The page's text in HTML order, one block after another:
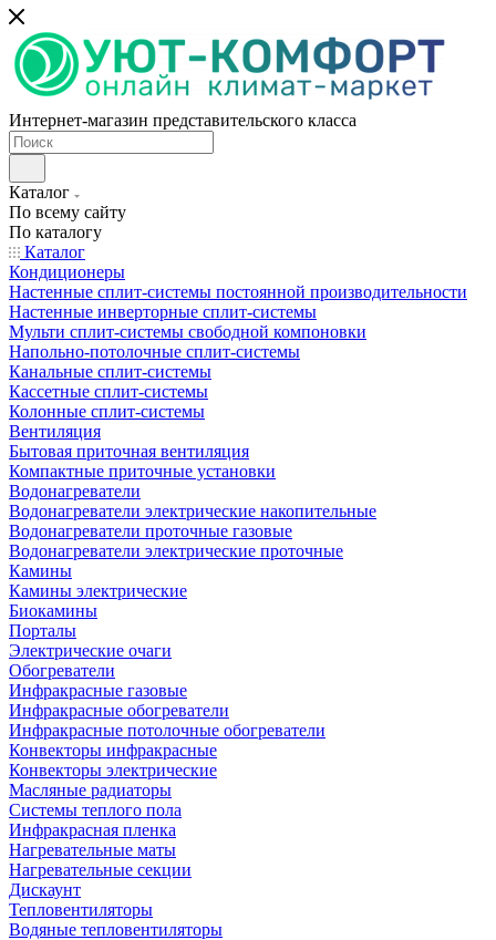
Интернет-магазин представительского класса
Каталог
По всему сайту
По каталогу
Каталог
Кондиционеры
Настенные сплит-системы постоянной производительности
Настенные инверторные сплит-системы
Мульти сплит-системы свободной компоновки
Напольно-потолочные сплит-системы
Канальные сплит-системы
Кассетные сплит-системы
Колонные сплит-системы
Вентиляция
Бытовая приточная вентиляция
Компактные приточные установки
Водонагреватели
Водонагреватели электрические накопительные
Водонагреватели проточные газовые
Водонагреватели электрические проточные
Камины
Камины электрические
Биокамины
Порталы
Электрические очаги
Обогреватели
Инфракрасные газовые
Инфракрасные обогреватели
Инфракрасные потолочные обогреватели
Конвекторы инфракрасные
Конвекторы электрические
Масляные радиаторы
Системы теплого пола
Инфракрасная пленка
Нагревательные маты
Нагревательные секции
Дискаунт
Тепловентиляторы
Водяные тепловентиляторы